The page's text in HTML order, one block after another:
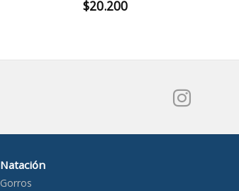
$20.200
Natación
Gorros